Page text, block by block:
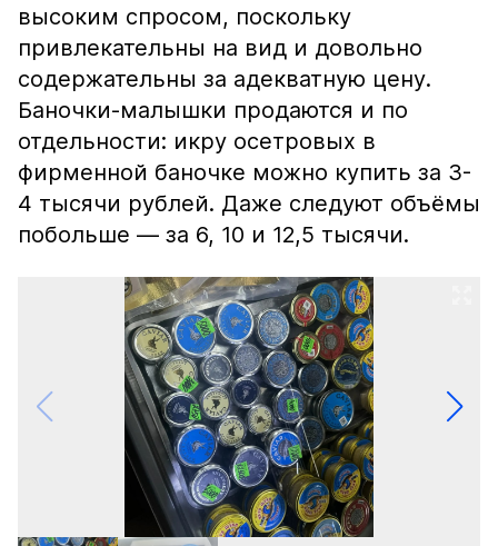
высоким спросом, поскольку
привлекательны на вид и довольно
содержательны за адекватную цену.
Баночки-малышки продаются и по
отдельности: икру осетровых в
фирменной баночке можно купить за 3-
4 тысячи рублей. Даже следуют объёмы
побольше — за 6, 10 и 12,5 тысячи.